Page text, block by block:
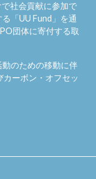
社会貢献に参加で
る「UU Fund 」を通
団体に寄付する取
のための移動に伴
ーボン・オフセッ